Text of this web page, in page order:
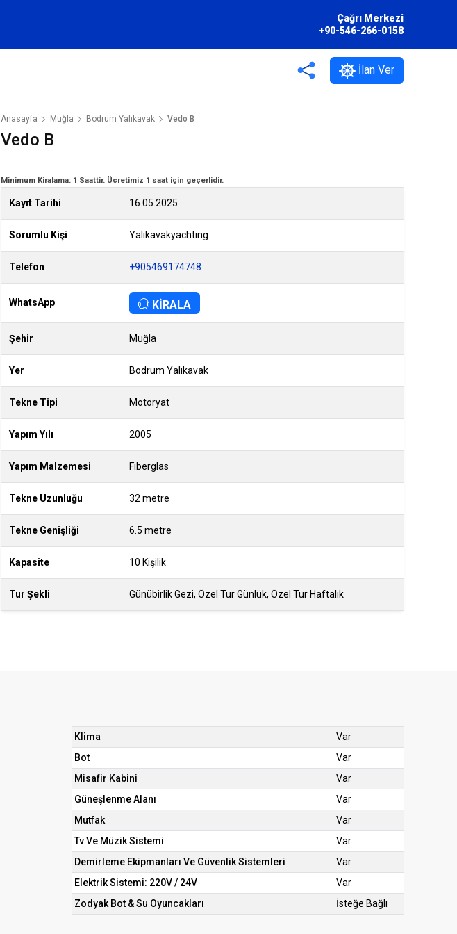
Çağrı Merkezi
+90-546-266-0158
İlan Ver
Anasayfa Muğla Bodrum Yalıkavak Vedo B
Vedo B
Minimum Kiralama: 1 Saattir. Ücretimiz 1 saat için geçerlidir.
Kayıt Tarihi 16.05.2025
Sorumlu Kişi Yalikavakyachting
Telefon +905469174748
WhatsApp KİRALA
Şehir Muğla
Yer Bodrum Yalıkavak
Tekne Tipi Motoryat
Yapım Yılı 2005
Yapım Malzemesi Fiberglas
Tekne Uzunluğu 32 metre
Tekne Genişliği 6.5 metre
Kapasite 10 Kişilik
Tur Şekli Günübirlik Gezi, Özel Tur Günlük, Özel Tur Haftalık
Klima
Var
Bot
Var
Misafir Kabini
Var
Güneşlenme Alanı
Var
Mutfak
Var
Tv Ve Müzik Sistemi
Var
Demirleme Ekipmanları Ve Güvenlik Sistemleri
Var
Elektrik Sistemi: 220V / 24V
Var
Zodyak Bot & Su Oyuncakları
İsteğe Bağlı